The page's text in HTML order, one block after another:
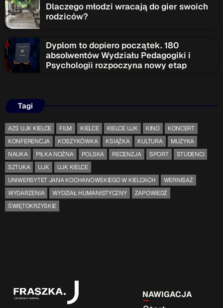
Dlaczego młodzi wracają do gier swoich
rodziców?
Dyplom to dopiero początek. 180
absolwentów Wydziału Pedagogiki i
Psychologii rozpoczyna nowy etap
Tagi
AZS UJK KIELCE FILM KIELCE KIELCE UJK KINO
KONCERT
KONFERENCJA
KOSZYKÓWKA KSIĄŻKA KULTURA
MUZYKA
NAUKA
PIŁKA NOŻNA POLSKA RECENZJA SPORT
STUDENCI
SZTUKA
UJK
UJK KIELCE
UNIWERSYTET JANA KOCHANOWSKIEGO W KIELCACH
WERNISAŻ
WYDARZENIA
WYDZIAŁ HUMANISTYCZNY
ZAPOWIEDŹ
ŚWIĘTOKRZYSKIE
NAWIGACJA